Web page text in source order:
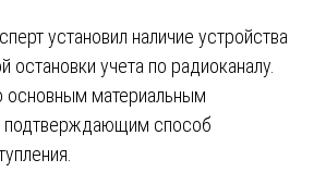
установил наличие устройства
остановки учета по радиоканалу.
основным материальным
подтверждающим способ